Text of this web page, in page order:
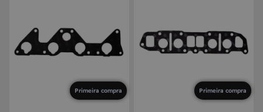
Primeira compra Primeira compra